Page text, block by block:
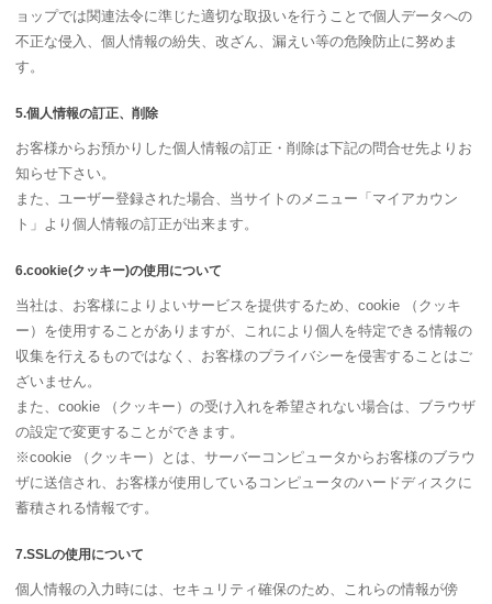
ョップでは関連法令に準じた適切な取扱いを行うことで個人データへの
不正な侵入、個人情報の紛失、改ざん、漏えい等の危険防止に努めま
す。
5.個人情報の訂正、削除
お客様からお預かりした個人情報の訂正・削除は下記の問合せ先よりお
知らせ下さい。
また、ユーザー登録された場合、当サイトのメニュー「マイアカウン
ト」より個人情報の訂正が出来ます。
6.cookie(クッキー)の使用について
当社は、お客様によりよいサービスを提供するため、cookie （クッキ
ー）を使用することがありますが、これにより個人を特定できる情報の
収集を行えるものではなく、お客様のプライバシーを侵害することはご
ざいません。
また、cookie （クッキー）の受け入れを希望されない場合は、ブラウザ
の設定で変更することができます。
※cookie （クッキー）とは、サーバーコンピュータからお客様のブラウ
ザに送信され、お客様が使用しているコンピュータのハードディスクに
蓄積される情報です。
7.SSLの使用について
個人情報の入力時には、セキュリティ確保のため、これらの情報が傍